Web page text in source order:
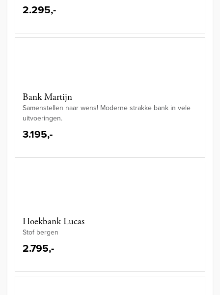
2.295,-
Bank Martijn
Samenstellen naar wens! Moderne strakke bank in vele
uitvoeringen.
3.195,-
Hoekbank Lucas
Stof bergen
2.795,-